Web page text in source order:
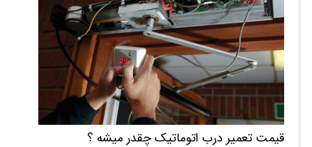
قیمت تعمیر درب اتوماتیک چقدر میشه ؟